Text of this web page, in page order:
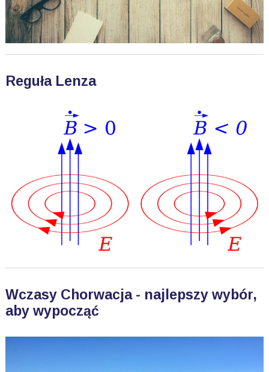
Reguła Lenza
Wczasy Chorwacja - najlepszy wybór,
aby wypocząć